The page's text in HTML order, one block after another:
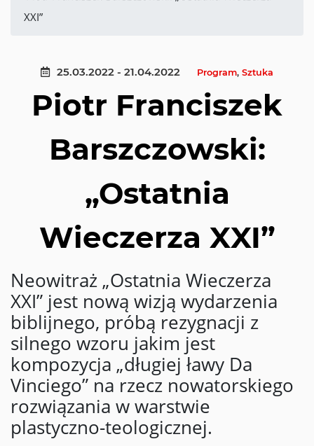
XXI”
25.03.2022 - 21.04.2022 Program, Sztuka
Piotr Franciszek
Barszczowski:
„Ostatnia
Wieczerza XXI”
Neowitraż „Ostatnia Wieczerza
XXI” jest nową wizją wydarzenia
biblijnego, próbą rezygnacji z
silnego wzoru jakim jest
kompozycja „długiej ławy Da
Vinciego” na rzecz nowatorskiego
rozwiązania w warstwie
plastyczno-teologicznej.